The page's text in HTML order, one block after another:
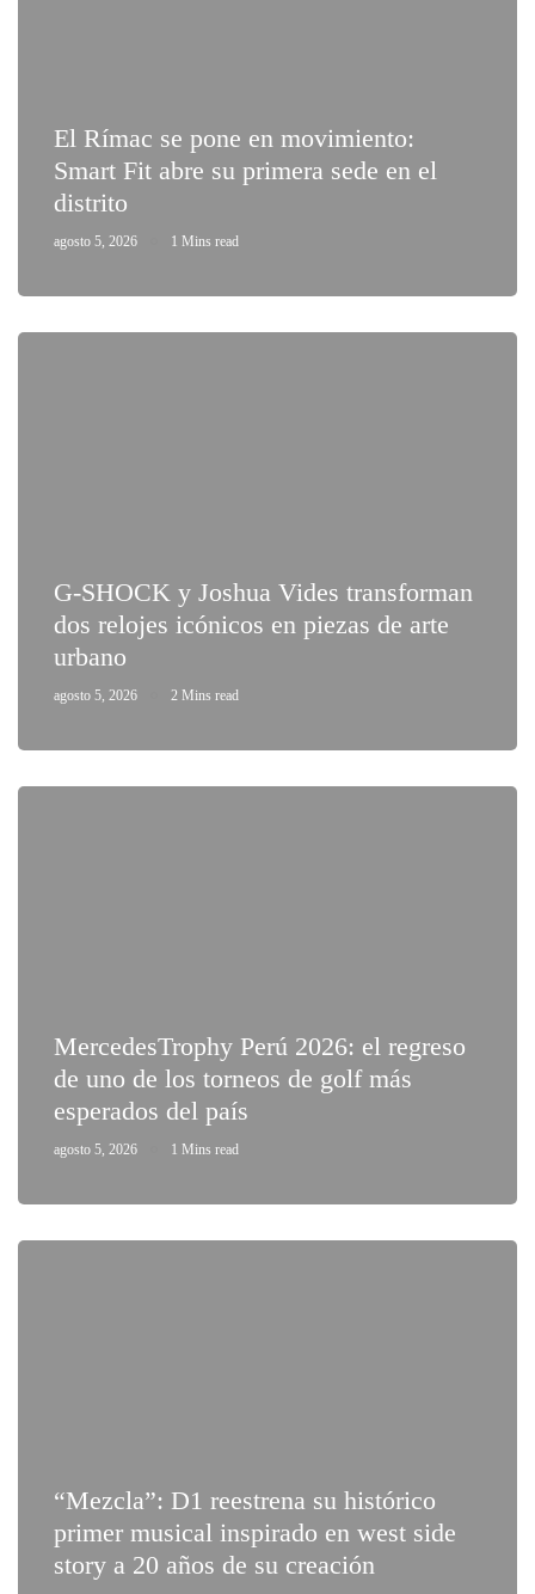
El Rímac se pone en movimiento:
Smart Fit abre su primera sede en el
distrito
agosto 5, 2026 1 Mins read
G-SHOCK y Joshua Vides transforman
dos relojes icónicos en piezas de arte
urbano
agosto 5, 2026 2 Mins read
MercedesTrophy Perú 2026: el regreso
de uno de los torneos de golf más
esperados del país
agosto 5, 2026 1 Mins read
“Mezcla”: D1 reestrena su histórico
primer musical inspirado en west side
story a 20 años de su creación